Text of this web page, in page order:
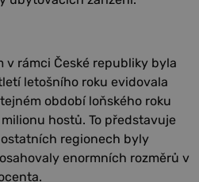
v rámci České republiky byla
letošního roku evidovala
období loňského roku
hostů. To představuje
regionech byly
enormních rozměrů v